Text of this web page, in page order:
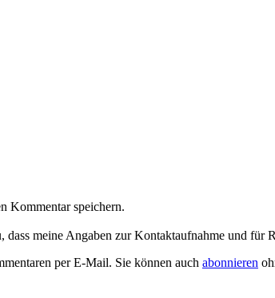
Kommentar speichern.
meine Angaben zur Kontaktaufnahme und für
per E-Mail. Sie können auch abonnieren